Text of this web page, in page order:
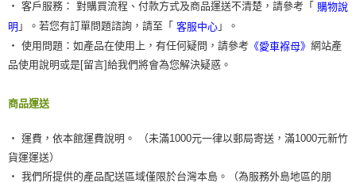
‧ 客戶服務： 對購買流程、付款方式及商品運送不清楚，請參考「 購物說
明 」。若您有訂單問題諮詢，請至「 客服中心 」。
‧ 使用問題：如產品在使用上，有任何疑問，請參考 《愛車褓母》 網站產
品使用說明或是[留言]給我們將會為您解決疑惑。
商品運送
‧ 運費，依本館運費說明。 （未滿1000元一律以郵局寄送，滿1000元新竹
貨運運送）
‧ 我們所提供的產品配送區域僅限於台灣本島。（為服務外島地區的朋